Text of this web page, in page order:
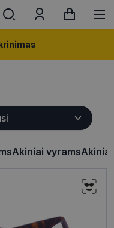
Akiniai vyrams